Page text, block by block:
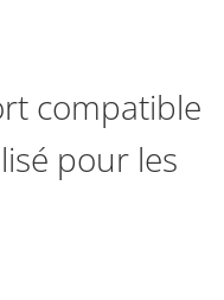
compatible
pour les